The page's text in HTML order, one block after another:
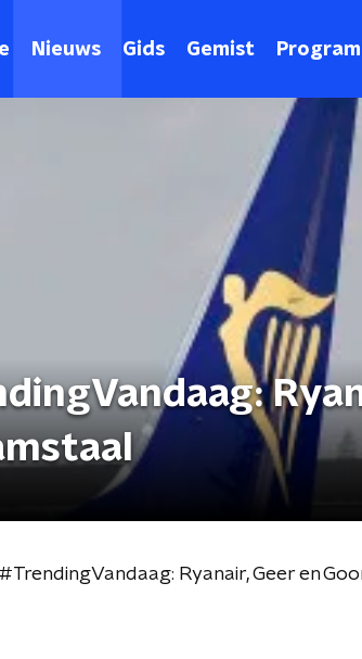
Nieuws Gids Gemist
#TrendingVandaag: Ryanair, Geer en